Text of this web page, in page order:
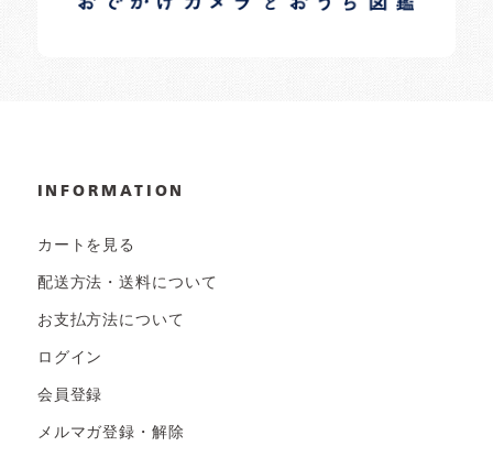
INFORMATION
カートを見る
配送方法・送料について
お支払方法について
ログイン
会員登録
メルマガ登録・解除